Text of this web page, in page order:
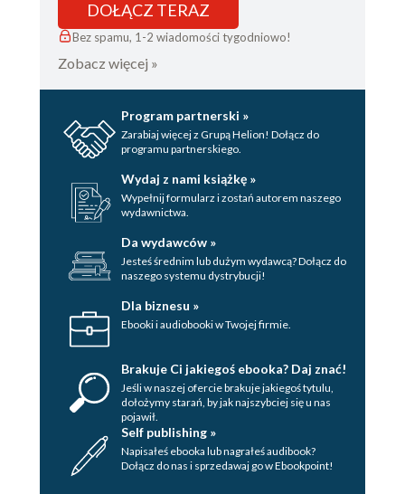
DOŁĄCZ TERAZ
Bez spamu, 1-2 wiadomości tygodniowo!
Zobacz więcej »
Program partnerski »
Zarabiaj więcej z Grupą Helion! Dołącz do
programu partnerskiego.
Wydaj z nami książkę »
Wypełnij formularz i zostań autorem naszego
wydawnictwa.
Da wydawców »
Jesteś średnim lub dużym wydawcą? Dołącz do
naszego systemu dystrybucji!
Dla biznesu »
Ebooki i audiobooki w Twojej firmie.
Brakuje Ci jakiegoś ebooka? Daj znać!
Jeśli w naszej ofercie brakuje jakiegoś tytulu,
dołożymy starań, by jak najszybciej się u nas
pojawił.
Self publishing »
Napisałeś ebooka lub nagrałeś audibook?
Dołącz do nas i sprzedawaj go w Ebookpoint!